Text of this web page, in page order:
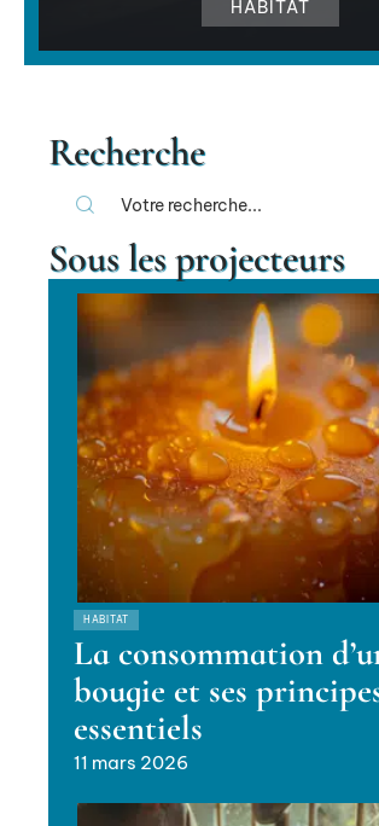
HABITAT
Recherche
Sous les projecteurs
HABITAT
La consommation
bougie et ses
essentiels
11 mars 2026